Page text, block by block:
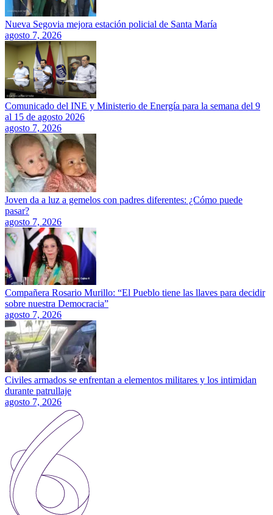
Nueva Segovia mejora estación policial de Santa María
agosto 7, 2026
Comunicado del INE y Ministerio de Energía para la semana del 9
al 15 de agosto 2026
agosto 7, 2026
Joven da a luz a gemelos con padres diferentes: ¿Cómo puede
pasar?
agosto 7, 2026
Compañera Rosario Murillo: “El Pueblo tiene las llaves para decidir
sobre nuestra Democracia”
agosto 7, 2026
Civiles armados se enfrentan a elementos militares y los intimidan
durante patrullaje
agosto 7, 2026